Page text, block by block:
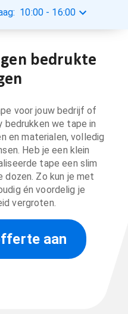
10:00 - 16:00
bedrukte
voor jouw bedrijf of
bedrukken we tape in
en materialen, volledig
Heb je een klein
tape een slim
Zo kun je met
én voordelig je
vergroten.
aan